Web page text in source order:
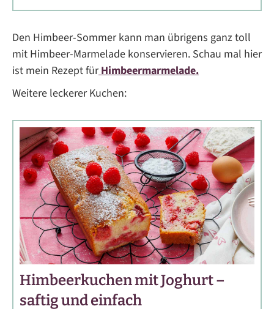
Den Himbeer-Sommer kann man übrigens ganz toll
mit Himbeer-Marmelade konservieren. Schau mal hier
ist mein Rezept fürHimbeermarmelade.
Weitere leckerer Kuchen:
Himbeerkuchen mit Joghurt –
saftig und einfach